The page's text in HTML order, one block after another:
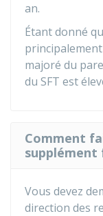
an.
Étant donné
majoré du
du SFT est
Comment
Vous devez
direction des